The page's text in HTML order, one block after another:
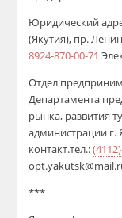
Юридический
(Якутия), пр.
8924-870-00-71
Отдел
Департамента
рынка, развития
администрации г.
контакт.тел.:
***